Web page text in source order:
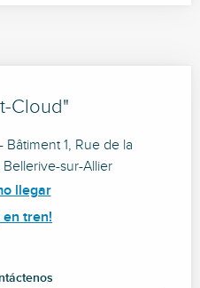
Cloud"
1, Rue de la
sur-Allier
llegar
en tren!